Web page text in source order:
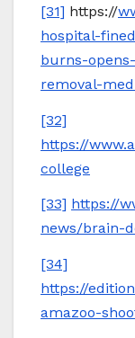
[31] https://
hospital-
burns-
removal-
[32]
https://
college
[33] https://
news/brain-
[34]
https://
amazoo-